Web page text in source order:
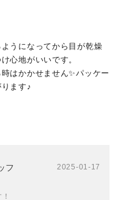
うになってから目が乾燥
心地がいいです。
はかかせません✨パッケー
ます♪
フ 2025-01-17